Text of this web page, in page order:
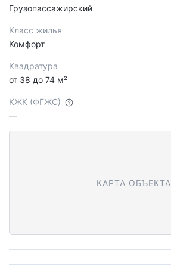
Грузопассажирский
Класс жилья
Комфорт
Квадратура
от 38 до 74 м²
КЖК (ФГЖС)
—
КАРТА ОБЪЕКТА